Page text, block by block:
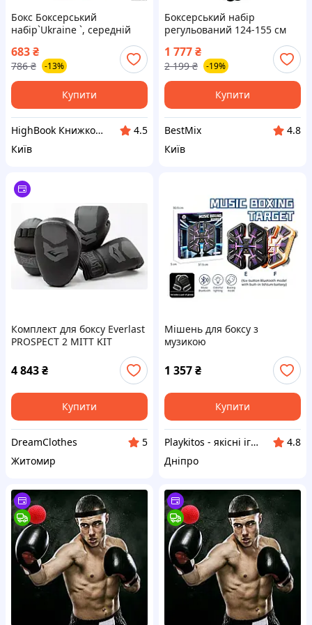
Бокс Боксерський
набір`Ukraine `, середній
683₴
786 ₴ -13%
Купити
HighBook Книжкова крамниця
4.5
Київ
Боксерський набір
регульований 124-155 см
насосом для дітей від 6
років
1 777₴
2 199 ₴ -19%
Купити
BestMix
4.8
Київ
Комплект для боксу Everlast
PROSPECT 2 MITT KIT
P00003054
4 843₴
Купити
DreamClothes
5
Житомир
Мішень для боксу з
музикою
1 357₴
Купити
Playkitos - якісні іграшки для розвитку дітей
4.8
Дніпро